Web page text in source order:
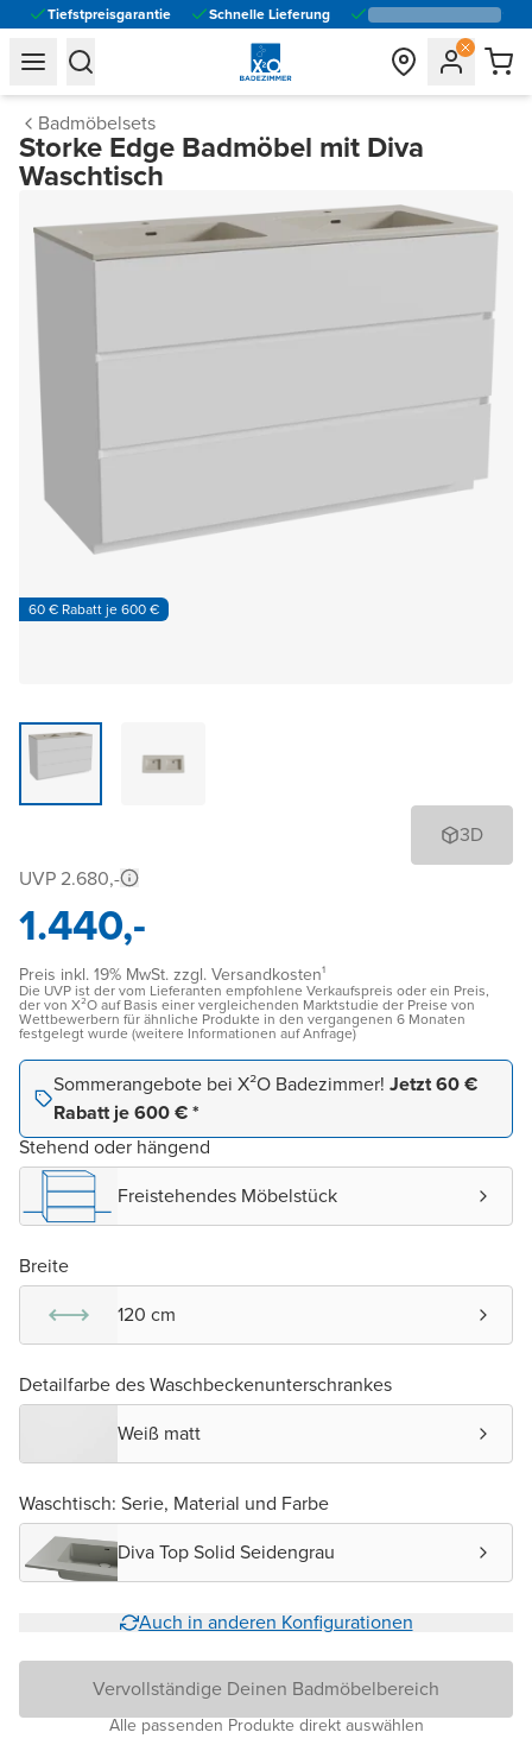
Tiefstpreisgarantie Schnelle Lieferung
general.navigation.toggle_menu.label
general.navigation.toggle_menu.label
Badmöbelsets
Storke Edge Badmöbel mit Diva
Waschtisch
60 € Rabatt je 600 €
3D
UVP 2.680,-
1.440,-
Preis inkl. 19% MwSt. zzgl. Versandkosten¹
Die UVP ist der vom Lieferanten empfohlene Verkaufspreis oder ein Preis,
der von X²O auf Basis einer vergleichenden Marktstudie der Preise von
Wettbewerbern für ähnliche Produkte in den vergangenen 6 Monaten
festgelegt wurde (weitere Informationen auf Anfrage)
Sommerangebote bei X²O Badezimmer! Jetzt 60 €
Rabatt je 600 € *
Stehend oder hängend
Freistehendes Möbelstück
Breite
120 cm
Detailfarbe des Waschbeckenunterschrankes
Weiß matt
Waschtisch: Serie, Material und Farbe
Diva Top Solid Seidengrau
Auch in anderen Konfigurationen
Vervollständige Deinen Badmöbelbereich
Alle passenden Produkte direkt auswählen